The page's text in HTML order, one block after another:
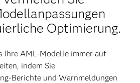
Optimierung.
Ihre AML-Modelle immer auf
indem Sie
Berichte und Warnmeldungen